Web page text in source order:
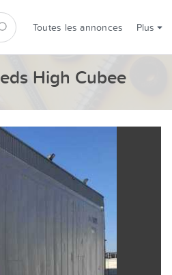
Toutes les annonces Plus
High Cubee